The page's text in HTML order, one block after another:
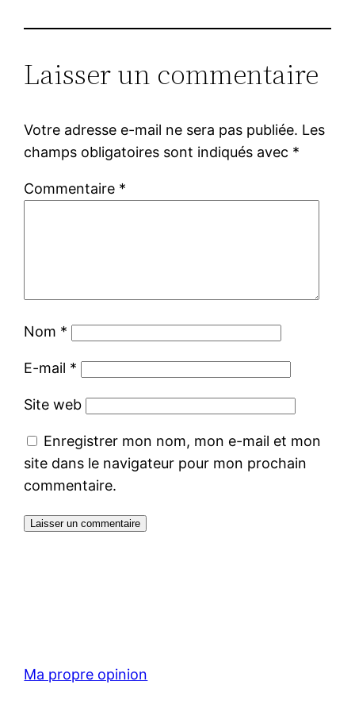
Laisser un commentaire
Votre adresse e-mail ne sera pas publiée. Les
champs obligatoires sont indiqués avec *
Commentaire *
Nom *
E-mail *
Site web
Enregistrer mon nom, mon e-mail et mon
site dans le navigateur pour mon prochain
commentaire.
Ma propre opinion